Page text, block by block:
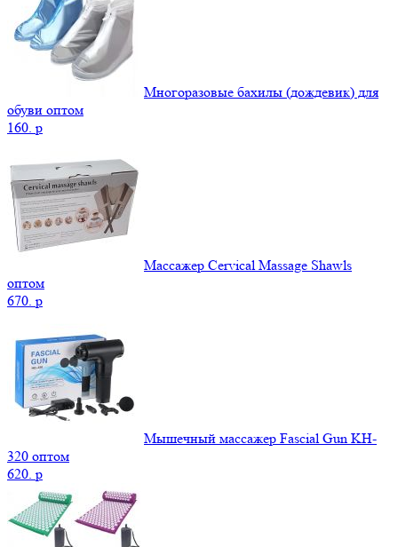
Многоразовые бахилы (дождевик) для
обуви оптом
160. p
Массажер Cervical Massage Shawls
оптом
670. p
Мышечный массажер Fascial Gun KH-
320 оптом
620. p